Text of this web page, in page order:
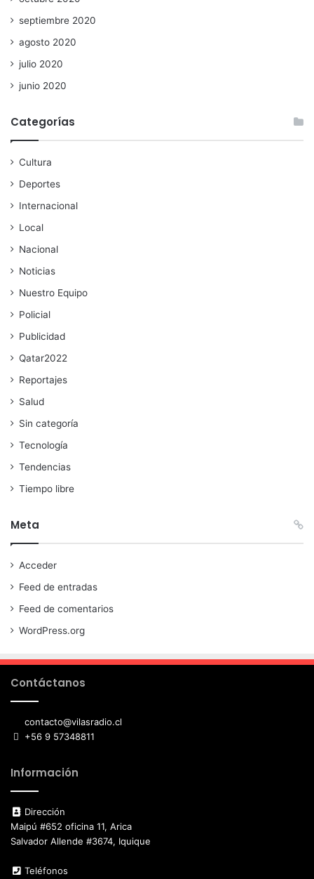
septiembre 2020
agosto 2020
julio 2020
junio 2020
Categorías
Cultura
Deportes
Internacional
Local
Nacional
Noticias
Nuestro Equipo
Policial
Publicidad
Qatar2022
Reportajes
Salud
Sin categoría
Tecnología
Tendencias
Tiempo libre
Meta
Acceder
Feed de entradas
Feed de comentarios
WordPress.org
Contáctanos
contacto@vilasradio.cl
+56 9 57348811
Información
Dirección
Maipú #652 oficina 11, Arica
Salvador Allende #3674, Iquique
Teléfonos